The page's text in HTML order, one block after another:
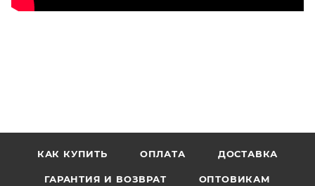
КАК КУПИТЬ ОПЛАТА ДОСТАВКА
ГАРАНТИЯ И ВОЗВРАТ ОПТОВИКАМ